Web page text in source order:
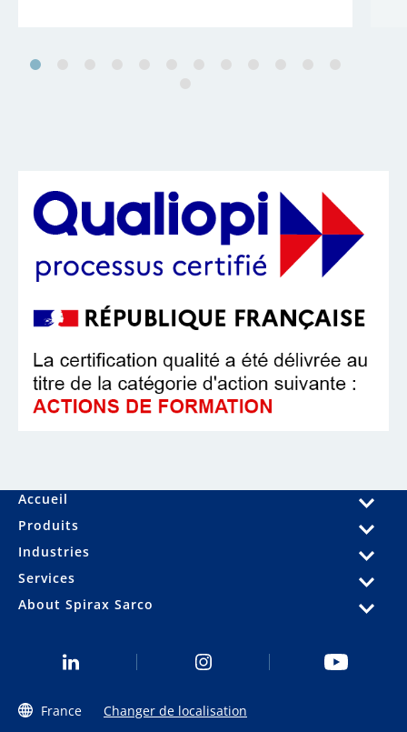
Accueil
Produits
Industries
Services
About Spirax Sarco
France Changer de localisation